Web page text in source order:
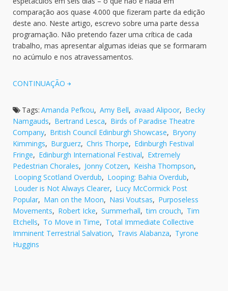
comparação aos quase 4.000 que fizeram parte da edição
deste ano. Neste artigo, escrevo sobre uma parte dessa
programação. Não pretendo fazer uma crítica de cada
trabalho, mas apresentar algumas ideias que se formaram
no acúmulo e nos atravessamentos.
CONTINUAÇÃO
Tags: Amanda Pefkou, Amy Bell, avaad Alipoor, Becky
Namgauds, Bertrand Lesca, Birds of Paradise Theatre
Company, British Council Edinburgh Showcase, Bryony
Kimmings, Burguerz, Chris Thorpe, Edinburgh Festival
Fringe, Edinburgh International Festival, Extremely
Pedestrian Chorales, Jonny Cotzen, Keisha Thompson,
Looping Scotland Overdub, Looping: Bahia Overdub,
Louder is Not Always Clearer, Lucy McCormick Post
Popular, Man on the Moon, Nasi Voutsas, Purposeless
Movements, Robert Icke, Summerhall, tim crouch, Tim
Etchells, To Move in Time, Total Immediate Collective
Imminent Terrestrial Salvation, Travis Alabanza, Tyrone
Huggins